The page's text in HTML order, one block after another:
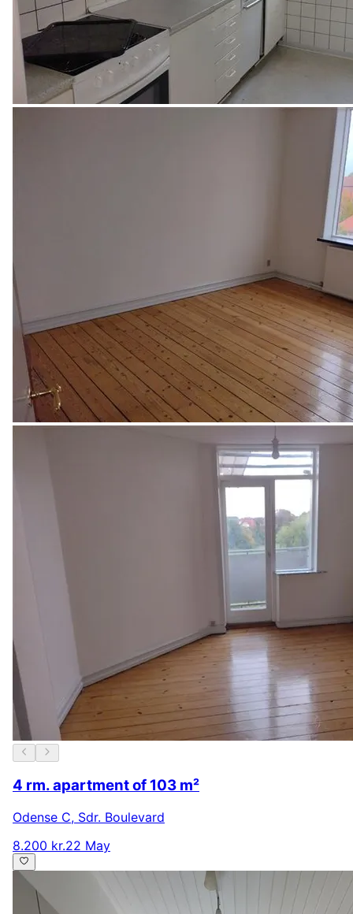
4 rm. apartment of 103 m²
Odense C, Sdr. Boulevard
8.200 kr.22 May